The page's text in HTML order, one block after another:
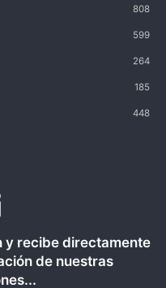
808
599
264
185
448
y recibe directamente
de nuestras